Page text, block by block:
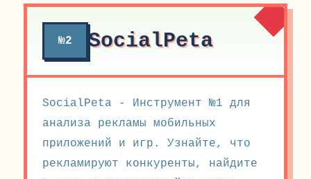
№2 SocialPeta
SocialPeta - Инструмент №1 для
анализа рекламы мобильных
приложений и игр. Узнайте, что
рекламируют конкуренты, найдите